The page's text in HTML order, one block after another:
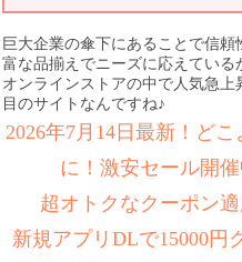
巨大企業の傘下にあることで信頼
富な品揃えでニーズに応えている
オンラインストアの中で人気急上
目のサイトなんですね♪
2026年7月14日最新！ど
に！激安セール開催
超オトクなクーポン適
新規アプリDLで15000円